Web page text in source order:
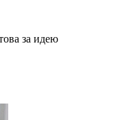
за идею